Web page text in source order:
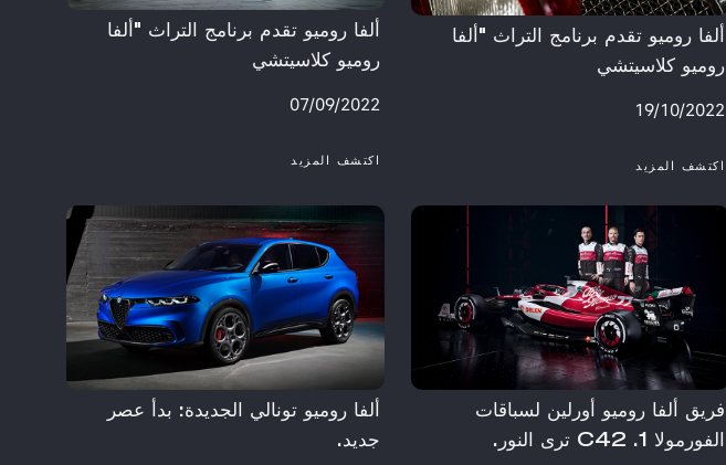
ألفا روميو تقدم برنامج التراث "ألفا
روميو كلاسيتشي
19/10/2022
اكتشف المزيد
ألفا روميو تقدم برنامج التراث "ألفا
روميو كلاسيتشي
07/09/2022
اكتشف المزيد
فريق ألفا روميو أورلين لسباقات
الفورمولا 1. C42 ترى النور.
ألفا روميو تونالي الجديدة: بدأ عصر
جديد.